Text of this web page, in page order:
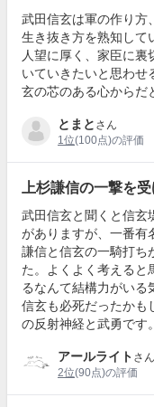
武田信玄は軍の作り方
生き抜き方を熟知して
人望に厚く、家臣に
いていきたいと思わせ
玄の芯のある心からだ
とまと さん
1位(100点)の評価
上杉謙信の一撃を
武田信玄と聞くと信玄
がありますが、一番有
謙信と信玄の一騎打ち
た。よくよく考えると
るなんて結構力がいる
信玄も必死だったかも
の反射神経と武勇です。
アールライト さん
2位(90点)の評価